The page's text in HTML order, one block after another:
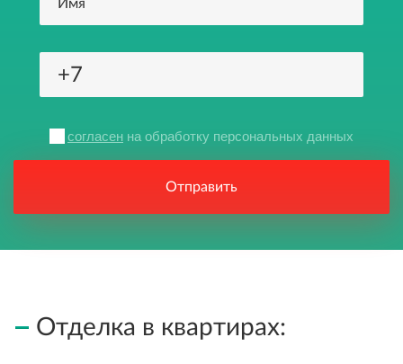
согласен на обработку персональных данных
Отправить
Отделка в квартирах: